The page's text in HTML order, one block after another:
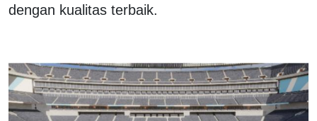
dengan kualitas terbaik.